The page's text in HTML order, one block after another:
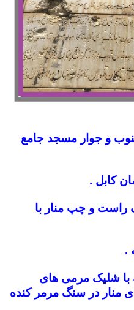
و جوار مسجد جامع
کابل .
راست و چپ منار با
.
با شلیک مرمی های
در سنگ مرمر کنده